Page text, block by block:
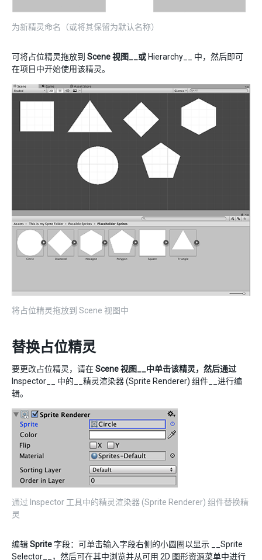
为新精灵命名（或将其保留为默认名称）
可将占位精灵拖放到 Scene 视图__或 Hierarchy__ 中，然后即可
在项目中开始使用该精灵。
将占位精灵拖放到 Scene 视图中
替换占位精灵
要更改占位精灵，请在Scene 视图__中单击该精灵，然后通过
Inspector__ 中的__精灵渲染器 (Sprite Renderer) 组件__进行编
辑。
通过 Inspector 工具中的精灵渲染器 (Sprite Renderer) 组件替换精
灵
编辑Sprite 字段：可单击输入字段右侧的小圆圈以显示 __Sprite
Selector__，然后可在其中浏览并从可用 2D 图形资源菜单中进行